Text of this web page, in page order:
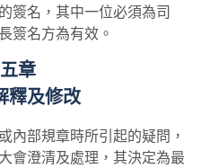
簽名，其中一位必須為司
簽名方為有效。
章
釋及修改
部規章時所引起的疑問，
會澄清及處理，其決定為最